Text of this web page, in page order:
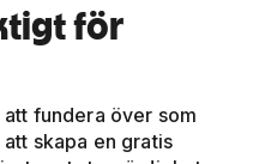
för
fundera över som
skapa en gratis